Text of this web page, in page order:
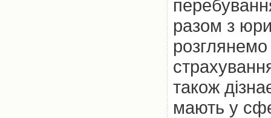
разом з
також
мають у